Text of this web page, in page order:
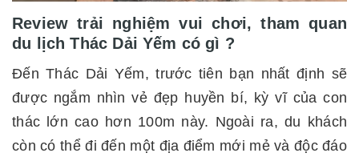
Review trải nghiệm vui chơi, tham quan
du lịch Thác Dải Yếm có gì ?
Đến Thác Dải Yếm, trước tiên bạn nhất định sẽ
được ngắm nhìn vẻ đẹp huyền bí, kỳ vĩ của con
thác lớn cao hơn 100m này. Ngoài ra, du khách
còn có thể đi đến một địa điểm mới mẻ và độc đáo